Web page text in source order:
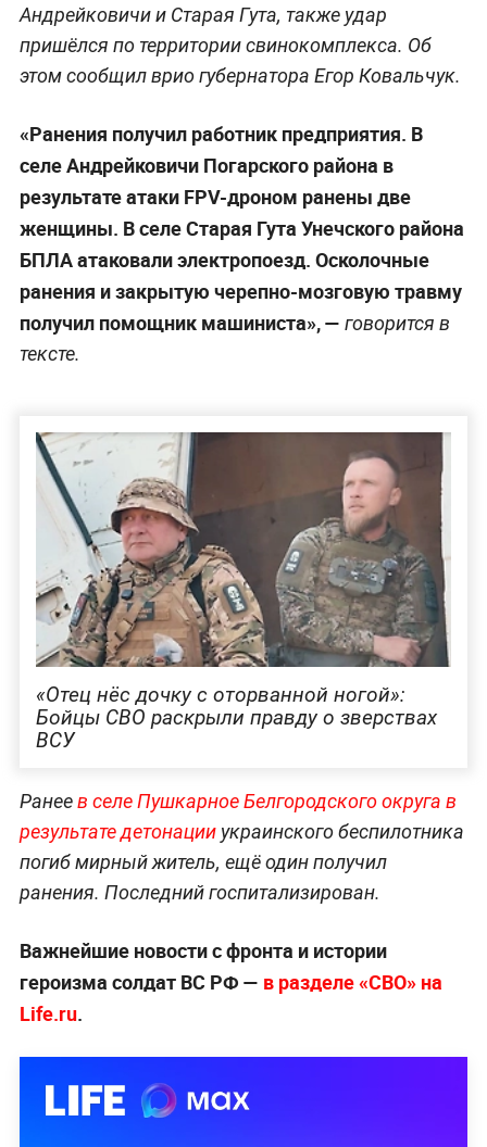
Андрейковичи и Старая Гута, также удар
пришёлся по территории свинокомплекса. Об
этом сообщил врио губернатора Егор Ковальчук.
«Ранения получил работник предприятия. В
селе Андрейковичи Погарского района в
результате атаки FPV-дроном ранены две
женщины. В селе Старая Гута Унечского района
БПЛА атаковали электропоезд. Осколочные
ранения и закрытую черепно-мозговую травму
получил помощник машиниста», — говорится в
тексте.
«Отец нёс дочку с оторванной ногой»:
Бойцы СВО раскрыли правду о зверствах
ВСУ
Ранеев селе Пушкарное Белгородского округа в
результате детонации украинского беспилотника
погиб мирный житель, ещё один получил
ранения. Последний госпитализирован.
Важнейшие новости с фронта и истории
героизма солдат ВС РФ — в разделе «СВО» на
Life.ru.